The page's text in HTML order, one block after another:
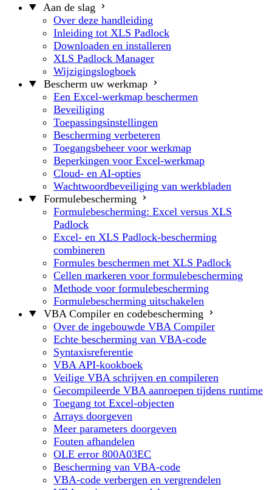
Aan de slag
Over deze handleiding
Inleiding tot XLS Padlock
Downloaden en installeren
XLS Padlock Manager
Wijzigingslogboek
Bescherm uw werkmap
Een Excel-werkmap beschermen
Beveiliging
Toepassingsinstellingen
Bescherming verbeteren
Toegangsbeheer voor werkmap
Beperkingen voor Excel-werkmap
Cloud- en AI-opties
Wachtwoordbeveiliging van werkbladen
Formulebescherming
Formulebescherming: Excel versus XLS
Padlock
Excel- en XLS Padlock-bescherming
combineren
Formules beschermen met XLS Padlock
Cellen markeren voor formulebescherming
Methode voor formulebescherming
Formulebescherming uitschakelen
VBA Compiler en codebescherming
Over de ingebouwde VBA Compiler
Echte bescherming van VBA-code
Syntaxisreferentie
VBA API-kookboek
Veilige VBA schrijven en compileren
Gecompileerde VBA aanroepen tijdens runtime
Toegang tot Excel-objecten
Arrays doorgeven
Meer parameters doorgeven
Fouten afhandelen
OLE error 800A03EC
Bescherming van VBA-code
VBA-code verbergen en vergrendelen